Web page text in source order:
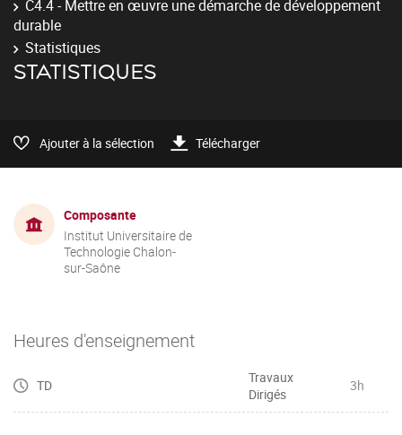
C4.4 - Mettre en œuvre une démarche de développement
durable
Statistiques
STATISTIQUES
Ajouter à la sélection Télécharger
Composante
Institut Universitaire de
Technologie Chalon-
sur-Saône
Heures d'enseignement
TD
Travaux
Dirigés
3h